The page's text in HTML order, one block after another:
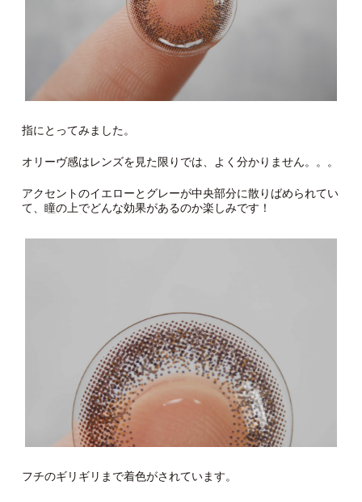
指にとってみました。
オリーヴ感はレンズを見た限りでは、よく分かりません。。。
アクセントのイエローとグレーが中央部分に散りばめられてい
て、瞳の上でどんな効果があるのか楽しみです！
フチのギリギリまで着色がされています。